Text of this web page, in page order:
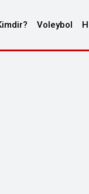
Voleybol